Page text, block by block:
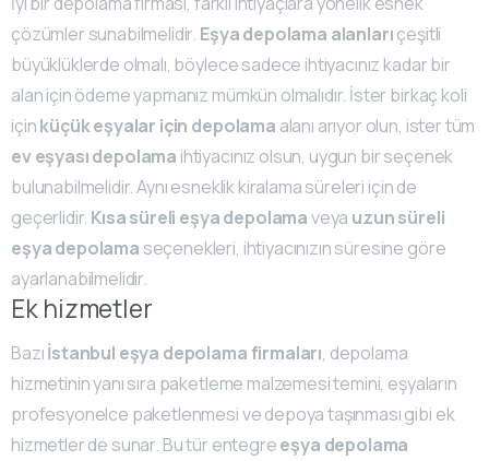
çözümler sunabilmelidir. Eşya depolama alanlarıçeşitli
büyüklüklerde olmalı, böylece sadece ihtiyacınız kadar bir
alan için ödeme yapmanız mümkün olmalıdır. İster birkaç koli
içinküçük eşyalar için depolama alanı arıyor olun, ister tüm
ev eşyası depolama ihtiyacınız olsun, uygun bir seçenek
bulunabilmelidir. Aynı esneklik kiralama süreleri için de
geçerlidir. Kısa süreli eşya depolamaveya uzun süreli
eşya depolama seçenekleri, ihtiyacınızın süresine göre
ayarlanabilmelidir.
Ek hizmetler
Bazıİstanbul eşya depolama firmaları, depolama
hizmetinin yanı sıra paketleme malzemesi temini, eşyaların
profesyonelce paketlenmesi ve depoya taşınması gibi ek
hizmetler de sunar. Bu tür entegreeşya depolama